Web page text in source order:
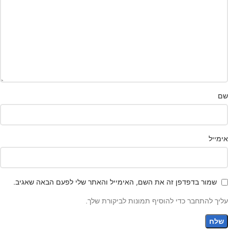
שם
אימייל
שמור בדפדפן זה את השם, האימייל והאתר שלי לפעם הבאה שאגיב.
עליך להתחבר כדי להוסיף תמונות לביקורת שלך.